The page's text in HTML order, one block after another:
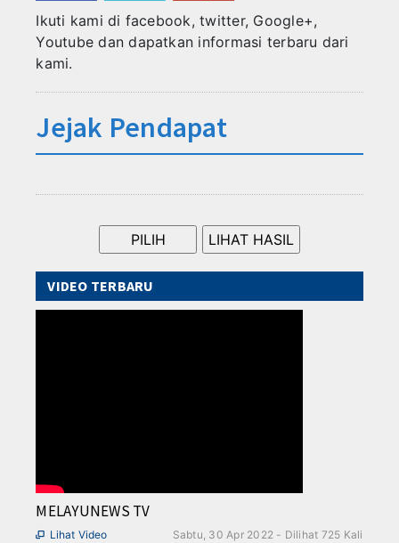
Ikuti kami di facebook, twitter, Google+,
Youtube dan dapatkan informasi terbaru dari
kami.
Jejak Pendapat
VIDEO TERBARU
MELAYUNEWS TV
Sabtu, 30 Apr 2022 - Dilihat 725 Kali
 Lihat Video